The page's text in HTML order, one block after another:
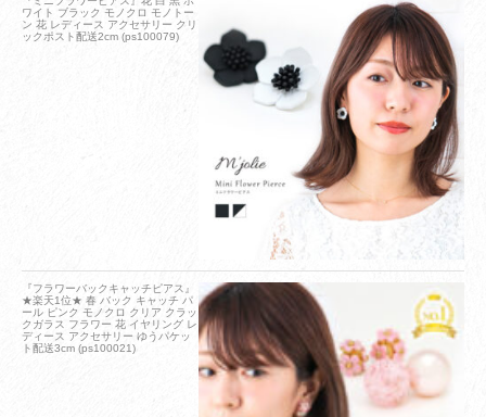
ワイト ブラック モノクロ モノトー
ン 花 レディース アクセサリー クリ
ックポスト配送2cm (ps100079)
『フラワーバックキャッチピアス』
★楽天1位★ 春 バック キャッチ パ
ール ピンク モノクロ クリア クラッ
クガラス フラワー 花 イヤリング レ
ディース アクセサリー ゆうパケッ
ト配送3cm (ps100021)